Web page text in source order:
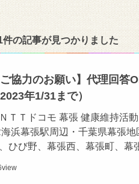
件の記事が見つかりました
ご協力のお願い】代理回答
2023年1/31まで）
ＮＴＴドコモ 幕張 健康維持活
浜幕張駅周辺・千葉県幕張
ひび野、幕張西、幕張町、
view